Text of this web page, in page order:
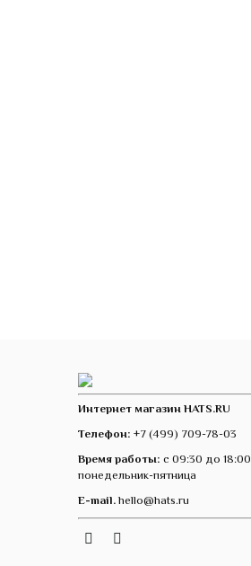
Интернет магазин HATS.RU
Телефон: +7 (499) 709-78-03
Время работы: с 09:30 до 18:00
понедельник-пятница
E-mail. hello@hats.ru
Instagram